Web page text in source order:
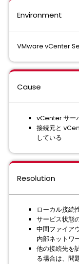
Environment
VMware vCenter
Cause
vCenter サー
接続元と
している
Resolution
ローカル接続
サービス状態
中間ファイア
内部ネットワ
他の接続先を
る場合は、問